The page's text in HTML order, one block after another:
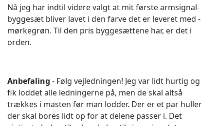
Nå jeg har indtil videre valgt at mit første armsignal-
byggesæt bliver lavet i den farve det er leveret med -
mørkegrøn. Til den pris byggesættene har, er det i
orden.
Anbefaling - Følg vejledningen! Jeg var lidt hurtig og
fik loddet alle ledningerne på, men de skal altså
trækkes i masten før man lodder. Der er et par huller
der skal bores lidt op for at delene passer i. Det